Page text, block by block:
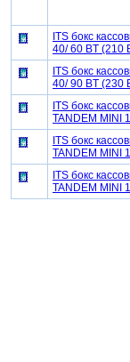
ITS бокс
40/ 60 BT (210
ITS бокс
40/ 90 BT (230
ITS бокс
TANDEM MINI
ITS бокс
TANDEM MINI
ITS бокс
TANDEM MINI